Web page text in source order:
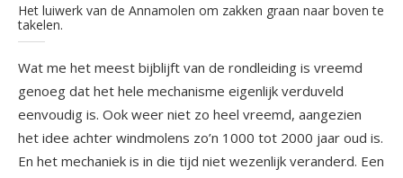
Het luiwerk van de Annamolen om zakken graan naar boven te
takelen.
Wat me het meest bijblijft van de rondleiding is vreemd
genoeg dat het hele mechanisme eigenlijk verduveld
eenvoudig is. Ook weer niet zo heel vreemd, aangezien
het idee achter windmolens zo’n 1000 tot 2000 jaar oud is.
En het mechaniek is in die tijd niet wezenlijk veranderd. Een